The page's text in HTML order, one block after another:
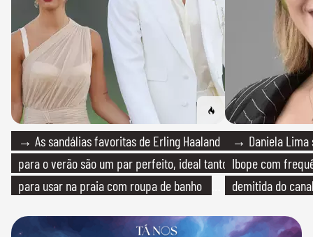
→ As sandálias favoritas de Erling Haaland
para o verão são um par perfeito, ideal tanto
para usar na praia com roupa de banho
→ Daniela Lima
Ibope com
demitida do